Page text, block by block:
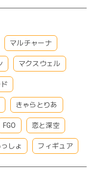
マルチャーナ
マクスウェル
きゃらとりあ
FGO 恋と深空
しょ フィギュア